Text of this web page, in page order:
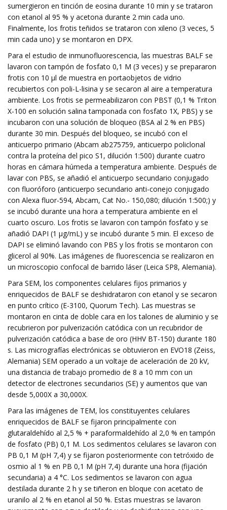
sumergieron en tinción de eosina durante 10 min y se trataron
con etanol al 95 % y acetona durante 2 min cada uno.
Finalmente, los frotis teñidos se trataron con xileno (3 veces, 5
min cada uno) y se montaron en DPX.
Para el estudio de inmunofluorescencia, las muestras BALF se
lavaron con tampón de fosfato 0,1 M (3 veces) y se prepararon
frotis con 10 µl de muestra en portaobjetos de vidrio
recubiertos con poli-L-lisina y se secaron al aire a temperatura
ambiente. Los frotis se permeabilizaron con PBST (0,1 % Triton
X-100 en solución salina tamponada con fosfato 1X, PBS) y se
incubaron con una solución de bloqueo (BSA al 2 % en PBS)
durante 30 min. Después del bloqueo, se incubó con el
anticuerpo primario (Abcam ab275759, anticuerpo policlonal
contra la proteína del pico S1, dilución 1:500) durante cuatro
horas en cámara húmeda a temperatura ambiente. Después de
lavar con PBS, se añadió el anticuerpo secundario conjugado
con fluoróforo (anticuerpo secundario anti-conejo conjugado
con Alexa fluor-594, Abcam, Cat No.- 150,080; dilución 1:500;) y
se incubó durante una hora a temperatura ambiente en el
cuarto oscuro. Los frotis se lavaron con tampón fosfato y se
añadió DAPI (1 µg/mL) y se incubó durante 5 min. El exceso de
DAPI se eliminó lavando con PBS y los frotis se montaron con
glicerol al 90%. Las imágenes de fluorescencia se realizaron en
un microscopio confocal de barrido láser (Leica SP8, Alemania).
Para SEM, los componentes celulares fijos primarios y
enriquecidos de BALF se deshidrataron con etanol y se secaron
en punto crítico (E-3100, Quorum Tech). Las muestras se
montaron en cinta de doble cara en los talones de aluminio y se
recubrieron por pulverización catódica con un recubridor de
pulverización catódica a base de oro (HHV BT-150) durante 180
s. Las micrografías electrónicas se obtuvieron en EVO18 (Zeiss,
Alemania) SEM operado a un voltaje de aceleración de 20 kV,
una distancia de trabajo promedio de 8 a 10 mm con un
detector de electrones secundarios (SE) y aumentos que van
desde 5,000X a 30,000X.
Para las imágenes de TEM, los constituyentes celulares
enriquecidos de BALF se fijaron principalmente con
glutaraldehído al 2,5 % + paraformaldehído al 2,0 % en tampón
de fosfato (PB) 0,1 M. Los sedimentos celulares se lavaron con
PB 0,1 M (pH 7,4) y se fijaron posteriormente con tetróxido de
osmio al 1 % en PB 0,1 M (pH 7,4) durante una hora (fijación
secundaria) a 4 °C. Los sedimentos se lavaron con agua
destilada durante 2 h y se tiñeron en bloque con acetato de
uranilo al 2 % en etanol al 50 %. Estas muestras se lavaron